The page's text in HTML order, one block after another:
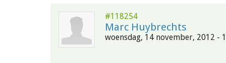
#118254
Marc Huybrechts
woensdag, 14 november, 2012 -